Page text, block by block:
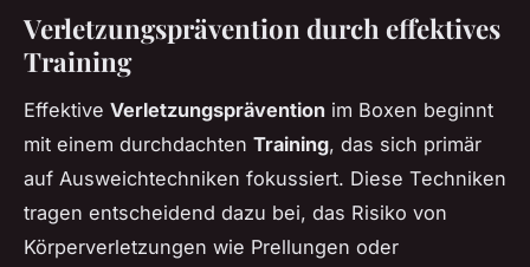
Verletzungsprävention durch effektives
Training
Effektive Verletzungsprävention im Boxen beginnt
mit einem durchdachten Training, das sich primär
auf Ausweichtechniken fokussiert. Diese Techniken
tragen entscheidend dazu bei, das Risiko von
Körperverletzungen wie Prellungen oder